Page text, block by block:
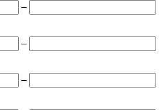
–
–
–